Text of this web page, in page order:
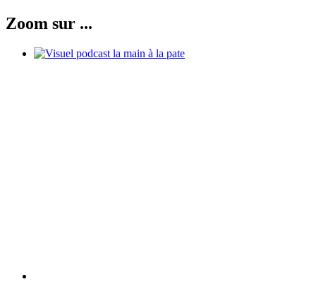
Zoom sur ...